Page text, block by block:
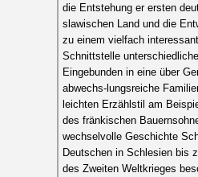
die Entstehung er ersten
slawischen Land und die
zu einem vielfach
Schnittstelle
Eingebunden in eine über
abwechs-lungsreiche
leichten Erzählstil am
des fränkischen
wechselvolle Geschichte
Deutschen in Schlesien bis
des Zweiten Weltkrieges